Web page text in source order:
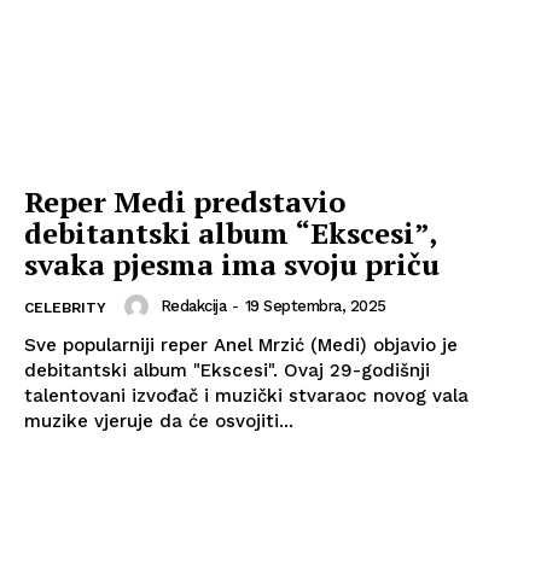
Reper Medi predstavio
debitantski album “Ekscesi”,
svaka pjesma ima svoju priču
CELEBRITY Redakcija - 19 Septembra, 2025
Sve popularniji reper Anel Mrzić (Medi) objavio je
debitantski album "Ekscesi". Ovaj 29-godišnji
talentovani izvođač i muzički stvaraoc novog vala
muzike vjeruje da će osvojiti...